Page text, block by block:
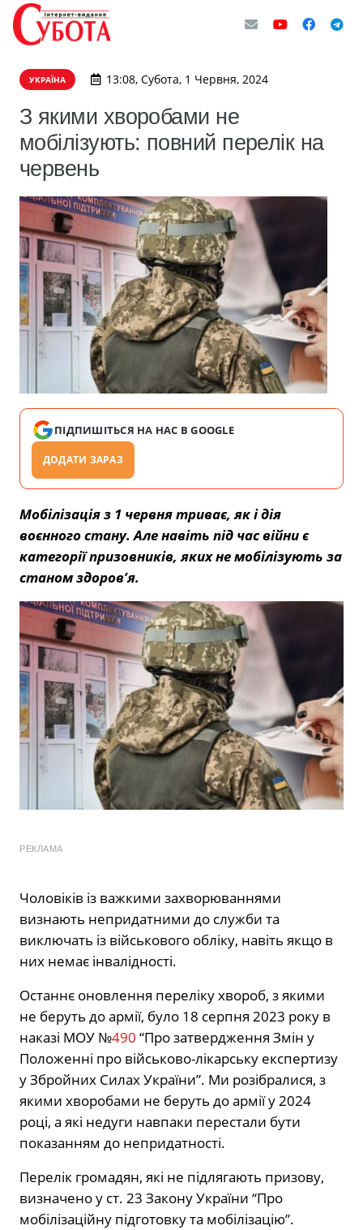
УКРАЇНА 13:08, Субота, 1 Червня, 2024
З якими хворобами не
мобілізують: повний перелік на
червень
ПІДПИШІТЬСЯ НА НАС В GOOGLE
ДОДАТИ ЗАРАЗ
Мобілізація з 1 червня триває, як і дія
воєнного стану. Але навіть під час війни є
категорії призовників, яких не мобілізують за
станом здоров’я.
РЕКЛАМА
Чоловіків із важкими захворюваннями
визнають непридатними до служби та
виключать із військового обліку, навіть якщо в
них немає інвалідності.
Останнє оновлення переліку хвороб, з якими
не беруть до армії, було 18 серпня 2023 року в
наказі МОУ №490 “Про затвердження Змін у
Положенні про військово-лікарську експертизу
у Збройних Силах України”. Ми розібралися, з
якими хворобами не беруть до армії у 2024
році, а які недуги навпаки перестали бути
показанням до непридатності.
Перелік громадян, які не підлягають призову,
визначено у ст. 23 Закону України “Про
мобілізаційну підготовку та мобілізацію”.